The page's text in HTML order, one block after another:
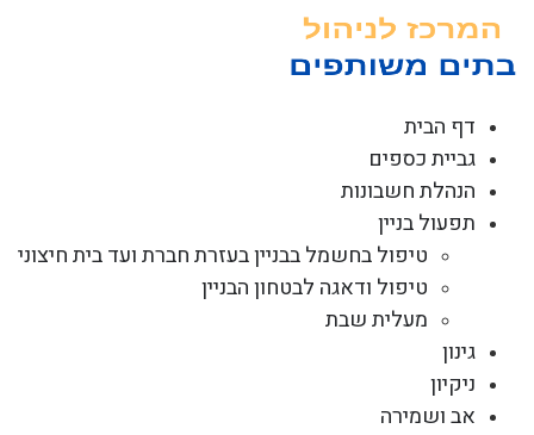
דף הבית
גביית כספים
הנהלת חשבונות
תפעול בניין
טיפול בחשמל בבניין בעזרת חברת ועד בית חיצוני
טיפול ודאגה לבטחון הבניין
מעלית שבת
גינון
ניקיון
אב ושמירה